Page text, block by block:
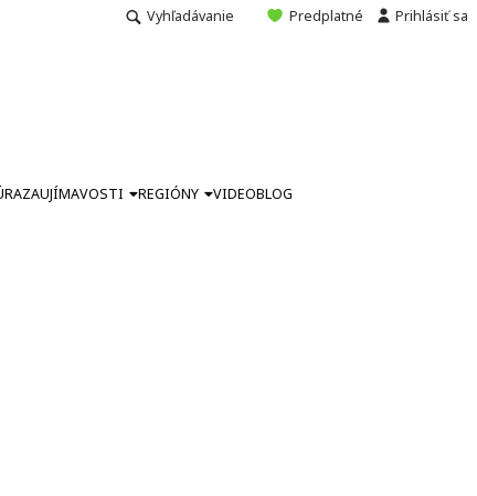
Vyhľadávanie Predplatné Prihlásiť sa
ZAUJÍMAVOSTI REGIÓNY VIDEOBLOG